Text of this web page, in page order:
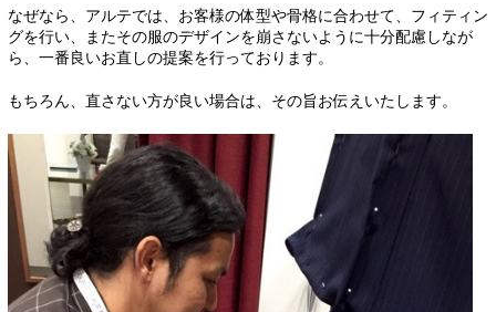
なぜなら、アルテでは、お客様の体型や骨格に合わせて、フィティン
グを行い、またその服のデザインを崩さないように十分配慮しなが
ら、一番良いお直しの提案を行っております。
もちろん、直さない方が良い場合は、その旨お伝えいたします。